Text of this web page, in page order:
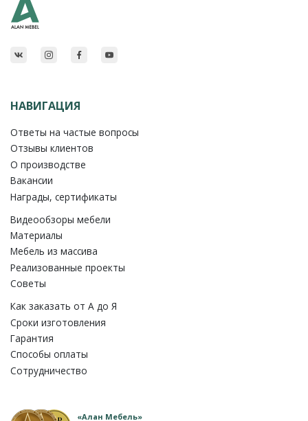
НАВИГАЦИЯ
Ответы на частые вопросы
Отзывы клиентов
О производстве
Вакансии
Награды, сертификаты
Видеообзоры мебели
Материалы
Мебель из массива
Реализованные проекты
Советы
Как заказать от A до Я
Сроки изготовления
Гарантия
Способы оплаты
Сотрудничество
«Алан Мебель»